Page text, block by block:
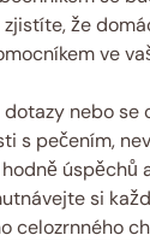
že
ve
dotazy nebo
s pečením,
úspěchů
si
celozrnného